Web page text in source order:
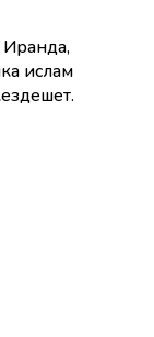
ислам